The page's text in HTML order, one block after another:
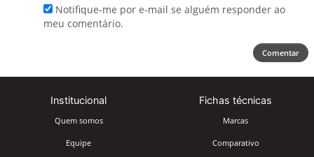
Notifique-me por e-mail se alguém responder ao
meu comentário.
Comentar
Institucional
Quem somos
Equipe
Fichas técnicas
Marcas
Comparativo